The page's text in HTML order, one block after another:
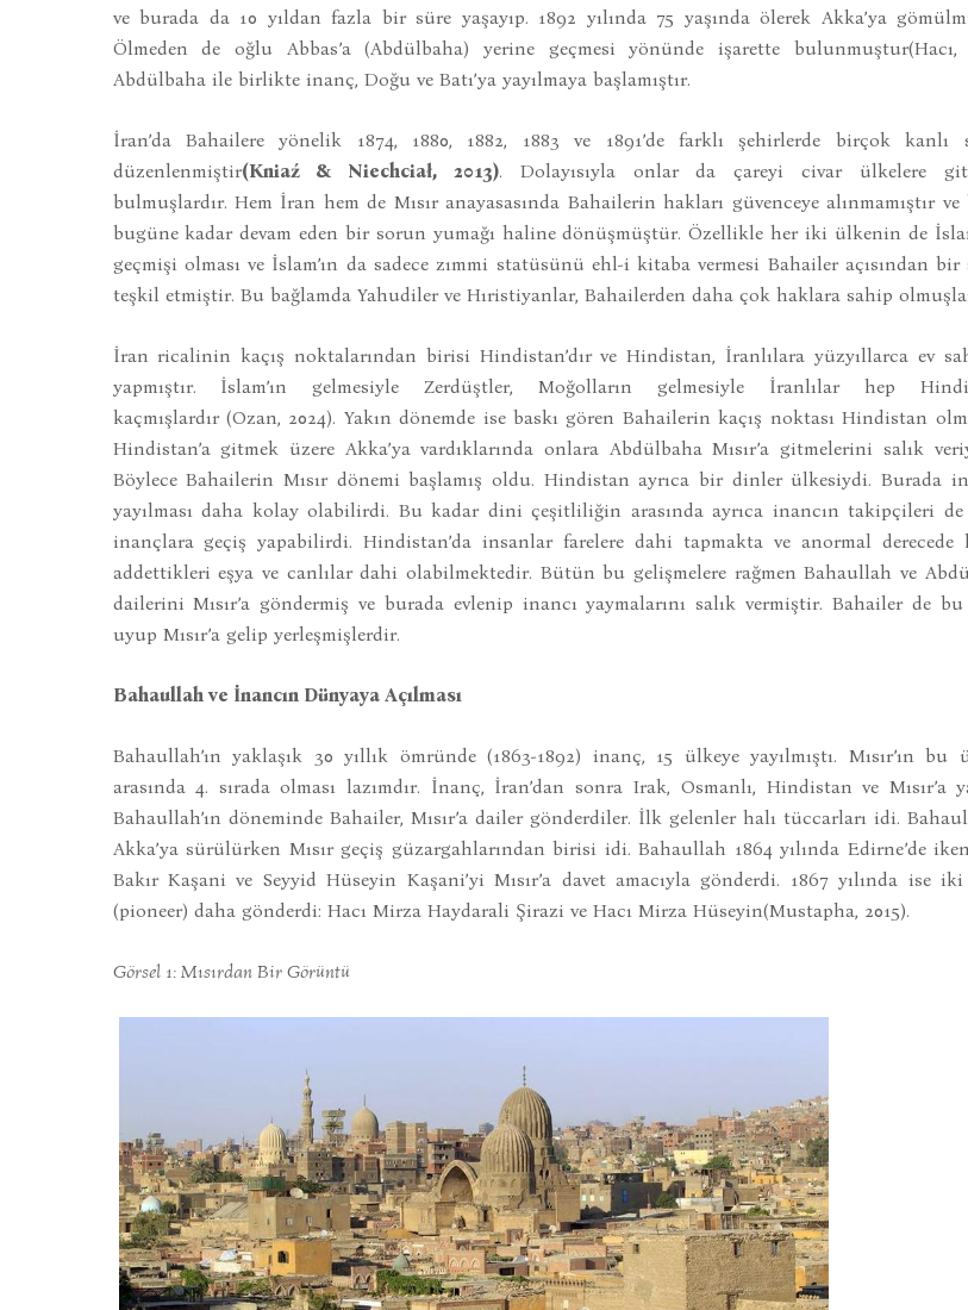
ve burada da 10 yıldan fazla bir süre yaşayıp. 1892 yılında 75 yaşında ölerek Akka’ya
Ölmeden de oğlu Abbas’a (Abdülbaha) yerine geçmesi yönünde işarette bulunmuştur(Hacı,
Abdülbaha ile birlikte inanç, Doğu ve Batı’ya yayılmaya başlamıştır.
İran’da Bahailere yönelik 1874, 1880, 1882, 1883 ve 1891’de farklı şehirlerde birçok kanlı
düzenlenmiştir(Kniaź & Niechciał, 2013). Dolayısıyla onlar da çareyi civar ülkelere
bulmuşlardır. Hem İran hem de Mısır anayasasında Bahailerin hakları güvenceye alınmamıştır
bugüne kadar devam eden bir sorun yumağı haline dönüşmüştür. Özellikle her iki ülkenin de
geçmişi olması ve İslam’ın da sadece zımmi statüsünü ehl-i kitaba vermesi Bahailer açısından
teşkil etmiştir. Bu bağlamda Yahudiler ve Hıristiyanlar, Bahailerden daha çok haklara sahip
İran ricalinin kaçış noktalarından birisi Hindistan’dır ve Hindistan, İranlılara yüzyıllarca ev
yapmıştır. İslam’ın gelmesiyle Zerdüştler, Moğolların gelmesiyle İranlılar hep
kaçmışlardır (Ozan, 2024). Yakın dönemde ise baskı gören Bahailerin kaçış noktası Hindistan
Hindistan’a gitmek üzere Akka’ya vardıklarında onlara Abdülbaha Mısır’a gitmelerini salık
Böylece Bahailerin Mısır dönemi başlamış oldu. Hindistan ayrıca bir dinler ülkesiydi. Burada
yayılması daha kolay olabilirdi. Bu kadar dini çeşitliliğin arasında ayrıca inancın takipçileri de
inançlara geçiş yapabilirdi. Hindistan’da insanlar farelere dahi tapmakta ve anormal derecede
addettikleri eşya ve canlılar dahi olabilmektedir. Bütün bu gelişmelere rağmen Bahaullah ve
dailerini Mısır’a göndermiş ve burada evlenip inancı yaymalarını salık vermiştir. Bahailer de bu
uyup Mısır’a gelip yerleşmişlerdir.
Bahaullah ve İnancın Dünyaya Açılması
Bahaullah’ın yaklaşık 30 yıllık ömründe (1863-1892) inanç, 15 ülkeye yayılmıştı. Mısır’ın bu
arasında 4. sırada olması lazımdır. İnanç, İran’dan sonra Irak, Osmanlı, Hindistan ve Mısır’a
Bahaullah’ın döneminde Bahailer, Mısır’a dailer gönderdiler. İlk gelenler halı tüccarları idi.
Akka’ya sürülürken Mısır geçiş güzargahlarından birisi idi. Bahaullah 1864 yılında Edirne’de
Bakır Kaşani ve Seyyid Hüseyin Kaşani’yi Mısır’a davet amacıyla gönderdi. 1867 yılında ise
(pioneer) daha gönderdi: Hacı Mirza Haydarali Şirazi ve Hacı Mirza Hüseyin(Mustapha, 2015).
Görsel 1: Mısırdan Bir Görüntü